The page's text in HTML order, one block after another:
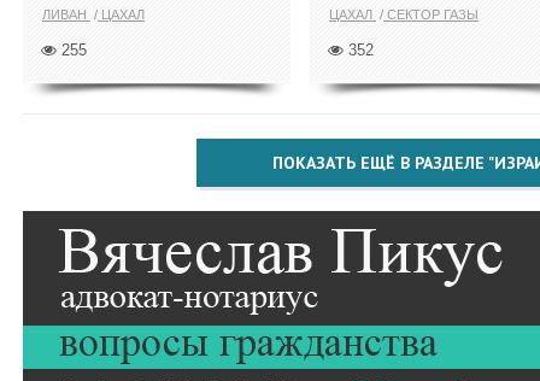
ЛИВАН ЦАХАЛ
255
ЦАХАЛ СЕКТОР ГАЗЫ
352
ПОКАЗАТЬ ЕЩЁ В РАЗДЕЛЕ